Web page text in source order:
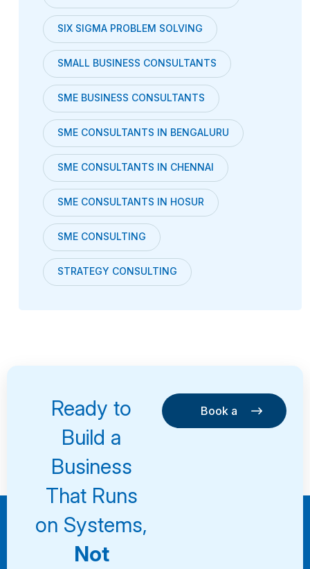
SIX SIGMA PROBLEM SOLVING
SMALL BUSINESS CONSULTANTS
SME BUSINESS CONSULTANTS
SME CONSULTANTS IN BENGALURU
SME CONSULTANTS IN CHENNAI
SME CONSULTANTS IN HOSUR
SME CONSULTING
STRATEGY CONSULTING
Ready to
Build a
Business
That Runs
on Systems,
Not
Book a
Consultation
Book a